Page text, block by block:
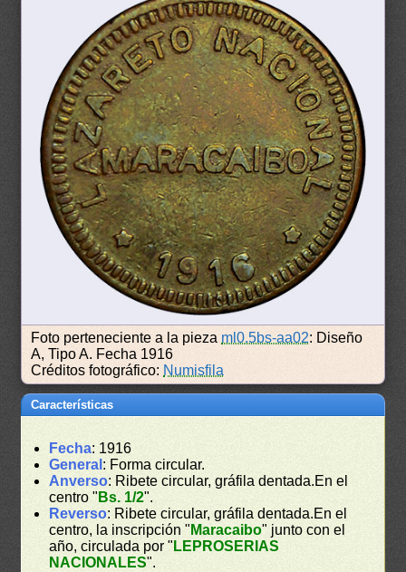
Foto perteneciente a la pieza ml0.5bs-aa02: Diseño
A, Tipo A. Fecha 1916
Créditos fotográfico: Numisfila
Características
Fecha: 1916
General : Forma circular.
Anverso: Ribete circular, gráfila dentada.En el
centro " Bs. 1/2".
Reverso: Ribete circular, gráfila dentada.En el
centro, la inscripción " Maracaibo" junto con el
año, circulada por " LEPROSERIAS
NACIONALES".